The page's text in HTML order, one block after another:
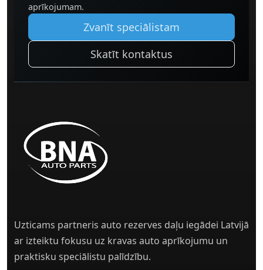
aprīkojumam.
Zvanīt speciālistam
Skatīt kontaktus
Uzticams partneris auto rezerves daļu iegādei Latvijā
ar izteiktu fokusu uz kravas auto aprīkojumu un
praktisku speciālistu palīdzību.